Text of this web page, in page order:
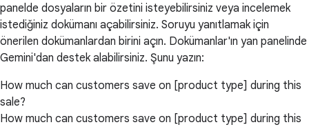
panelde dosyaların bir özetini isteyebilirsiniz veya incelemek
istediğiniz dokümanı açabilirsiniz. Soruyu yanıtlamak için
önerilen dokümanlardan birini açın. Dokümanlar'ın yan panelinde
Gemini'dan destek alabilirsiniz. Şunu yazın:
How much can customers save on [product type] during this
sale?
How much can customers save on [product type] during this